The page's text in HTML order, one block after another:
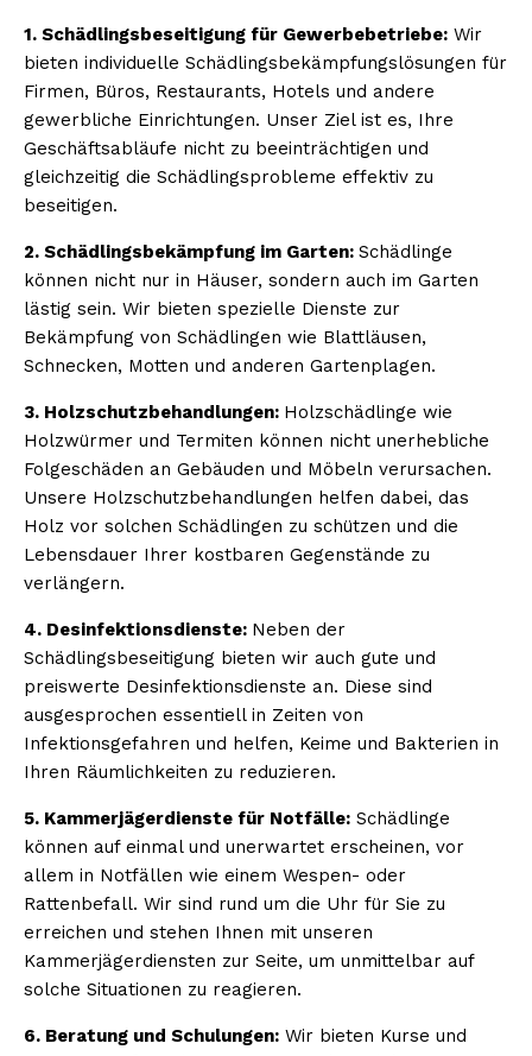
1. Schädlingsbeseitigung für Gewerbebetriebe: Wir
bieten individuelle Schädlingsbekämpfungslösungen für
Firmen, Büros, Restaurants, Hotels und andere
gewerbliche Einrichtungen. Unser Ziel ist es, Ihre
Geschäftsabläufe nicht zu beeinträchtigen und
gleichzeitig die Schädlingsprobleme effektiv zu
beseitigen.
2. Schädlingsbekämpfung im Garten: Schädlinge
können nicht nur in Häuser, sondern auch im Garten
lästig sein. Wir bieten spezielle Dienste zur
Bekämpfung von Schädlingen wie Blattläusen,
Schnecken, Motten und anderen Gartenplagen.
3. Holzschutzbehandlungen: Holzschädlinge wie
Holzwürmer und Termiten können nicht unerhebliche
Folgeschäden an Gebäuden und Möbeln verursachen.
Unsere Holzschutzbehandlungen helfen dabei, das
Holz vor solchen Schädlingen zu schützen und die
Lebensdauer Ihrer kostbaren Gegenstände zu
verlängern.
4. Desinfektionsdienste: Neben der
Schädlingsbeseitigung bieten wir auch gute und
preiswerte Desinfektionsdienste an. Diese sind
ausgesprochen essentiell in Zeiten von
Infektionsgefahren und helfen, Keime und Bakterien in
Ihren Räumlichkeiten zu reduzieren.
5. Kammerjägerdienste für Notfälle: Schädlinge
können auf einmal und unerwartet erscheinen, vor
allem in Notfällen wie einem Wespen- oder
Rattenbefall. Wir sind rund um die Uhr für Sie zu
erreichen und stehen Ihnen mit unseren
Kammerjägerdiensten zur Seite, um unmittelbar auf
solche Situationen zu reagieren.
6. Beratung und Schulungen: Wir bieten Kurse und